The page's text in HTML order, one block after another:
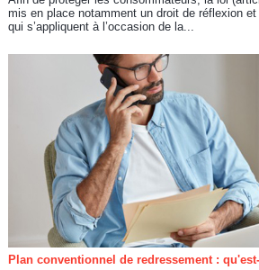
mis en place notamment un droit de réflexion
qui s’appliquent à l’occasion de la...
Plan conventionnel de redressement :